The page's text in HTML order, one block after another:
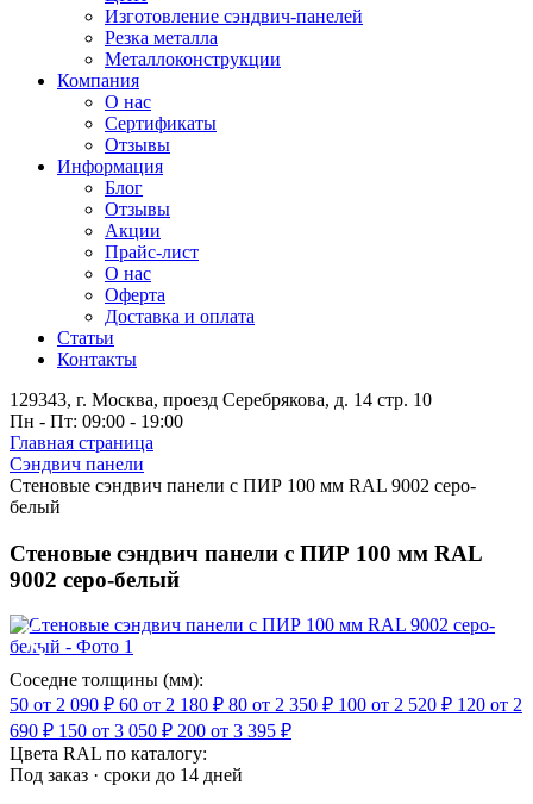
Изготовление сэндвич-панелей
Резка металла
Металлоконструкции
Компания
О нас
Сертификаты
Отзывы
Информация
Блог
Отзывы
Акции
Прайс-лист
О нас
Оферта
Доставка и оплата
Статьи
Контакты
129343, г. Москва, проезд Серебрякова, д. 14 стр. 10
Пн - Пт: 09:00 - 19:00
Главная страница
Сэндвич панели
Стеновые сэндвич панели с ПИР 100 мм RAL 9002 серо-
белый
Стеновые сэндвич панели с ПИР 100 мм RAL
9002 серо-белый
Соседне толщины (мм):
50 от 2 090 ₽ 60 от 2 180 ₽ 80 от 2 350 ₽ 100 от 2 520 ₽ 120 от 2
690 ₽ 150 от 3 050 ₽ 200 от 3 395 ₽
Цвета RAL по каталогу:
Под заказ · сроки до 14 дней